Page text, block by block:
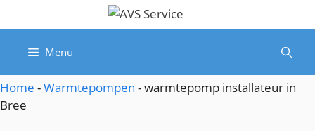
naar
inhoud
Menu
Home -Warmtepompen -warmtepomp installateur in
Bree